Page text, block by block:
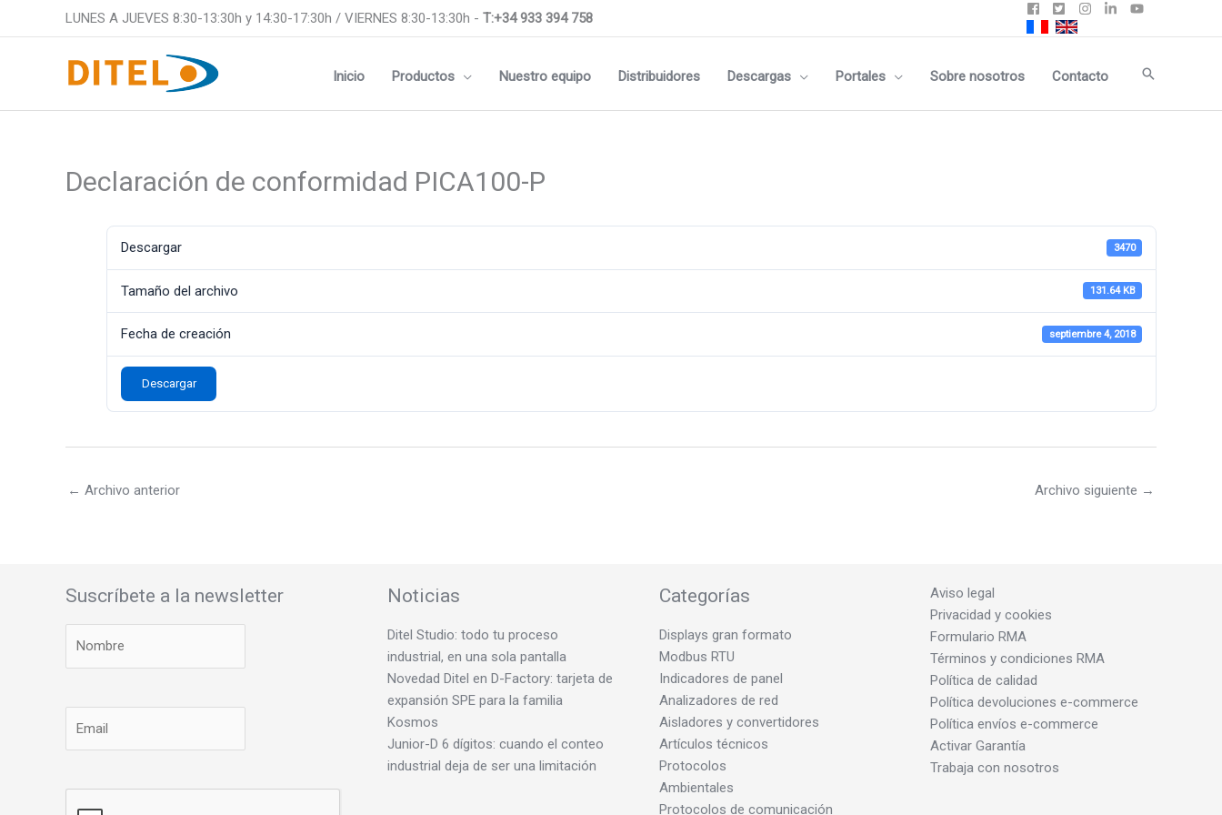
LUNES A JUEVES 8:30-13:30h y 14:30-17:30h / VIERNES 8:30-13:30h - T:+34 933 394 758
Inicio Productos Nuestro equipo Distribuidores Descargas Portales Sobre nosotros Contacto Buscar
Declaración de conformidad PICA100-P
Descargar 3470
Tamaño del archivo 131.64 KB
Fecha de creación septiembre 4, 2018
Descargar
← Archivo anterior Archivo siguiente →
Suscríbete a la newsletter Noticias
Ditel Studio: todo tu proceso
industrial, en una sola pantalla
Novedad Ditel en D-Factory: tarjeta de
expansión SPE para la familia
Kosmos
Junior-D 6 dígitos: cuando el conteo
industrial deja de ser una limitación
Categorías
Displays gran formato
Modbus RTU
Indicadores de panel
Analizadores de red
Aisladores y convertidores
Artículos técnicos
Protocolos
Ambientales
Protocolos de comunicación
Aviso legal
Privacidad y cookies
Formulario RMA
Términos y condiciones RMA
Política de calidad
Política devoluciones e-commerce
Política envíos e-commerce
Activar Garantía
Trabaja con nosotros